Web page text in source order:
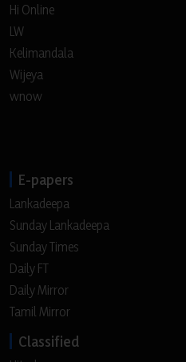
Hi Online
LW
Kelimandala
Wijeya
wnow
E-papers
Lankadeepa
Sunday Lankadeepa
Sunday Times
Daily FT
Daily Mirror
Tamil Mirror
Classified